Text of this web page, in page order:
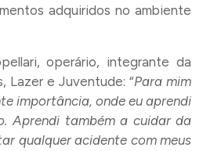
adquiridos no ambiente
operário, integrante da
Lazer e Juventude: “Para mim
importância, onde eu aprendi
Aprendi também a cuidar da
qualquer acidente com meus